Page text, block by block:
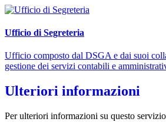
Ufficio di Segreteria
Ufficio composto dal DSGA e dai suoi
gestione dei servizi contabili e
Ulteriori informazioni
Per ulteriori informazioni su questo